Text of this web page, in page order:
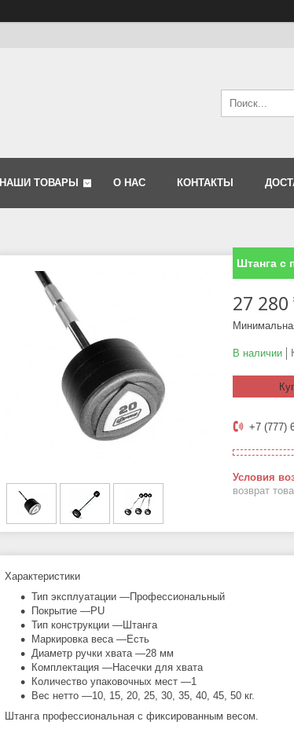
НАШИ ТОВАРЫ О НАС КОНТАКТЫ
Штанга с
27 280
В наличии
+7 (777)
возврат
Характеристики
Тип эксплуатации —Профессиональный
Покрытие —PU
Тип конструкции —Штанга
Маркировка веса —Есть
Диаметр ручки хвата —28 мм
Комплектация —Насечки для хвата
Количество упаковочных мест —1
Вес нетто —10, 15, 20, 25, 30, 35, 40, 45, 50 кг.
Штанга профессиональная с фиксированным весом.